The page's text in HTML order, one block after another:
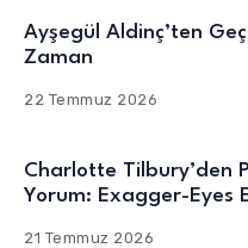
Ayşegül Aldinç’ten
Zaman
22 Temmuz 2026
Charlotte Tilbury’den
Yorum: Exagger-Eyes
21 Temmuz 2026